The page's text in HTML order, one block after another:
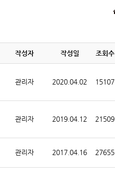
작성자 작성일 조회수
관리자 2020.04.02 15107
관리자 2019.04.12 21509
관리자 2017.04.16 27655